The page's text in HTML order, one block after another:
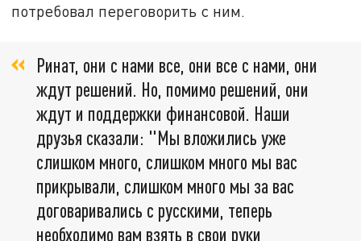
потребовал переговорить с ним.
Ринат, они с нами все, они все с нами, они
ждут решений. Но, помимо решений, они
ждут и поддержки финансовой. Наши
друзья сказали: "Мы вложились уже
слишком много, слишком много мы вас
прикрывали, слишком много мы за вас
договаривались с русскими, теперь
необходимо вам взять в свои руки